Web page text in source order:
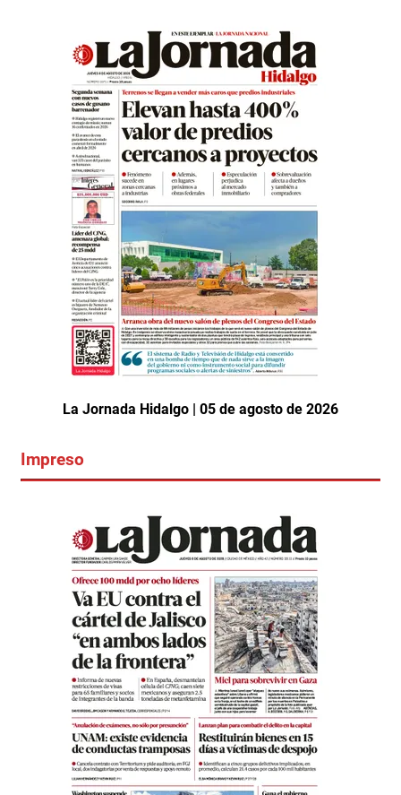
La Jornada Hidalgo | 05 de agosto de 2026
Impreso